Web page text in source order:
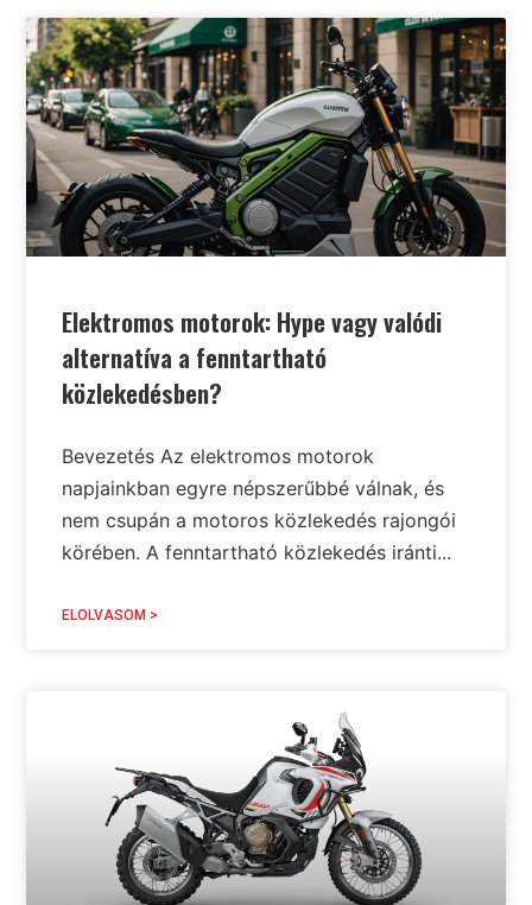
Elektromos motorok: Hype vagy valódi
alternatíva a fenntartható
közlekedésben?
Bevezetés Az elektromos motorok
napjainkban egyre népszerűbbé válnak, és
nem csupán a motoros közlekedés rajongói
körében. A fenntartható közlekedés iránti...
ELOLVASOM >